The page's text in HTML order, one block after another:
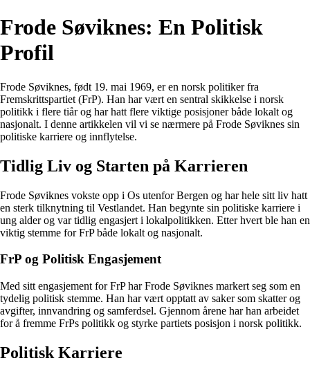
Frode Søviknes: En Politisk
Profil
Frode Søviknes, født 19. mai 1969, er en norsk politiker fra
Fremskrittspartiet (FrP). Han har vært en sentral skikkelse i norsk
politikk i flere tiår og har hatt flere viktige posisjoner både lokalt og
nasjonalt. I denne artikkelen vil vi se nærmere på Frode Søviknes sin
politiske karriere og innflytelse.
Tidlig Liv og Starten på Karrieren
Frode Søviknes vokste opp i Os utenfor Bergen og har hele sitt liv hatt
en sterk tilknytning til Vestlandet. Han begynte sin politiske karriere i
ung alder og var tidlig engasjert i lokalpolitikken. Etter hvert ble han en
viktig stemme for FrP både lokalt og nasjonalt.
FrP og Politisk Engasjement
Med sitt engasjement for FrP har Frode Søviknes markert seg som en
tydelig politisk stemme. Han har vært opptatt av saker som skatter og
avgifter, innvandring og samferdsel. Gjennom årene har han arbeidet
for å fremme FrPs politikk og styrke partiets posisjon i norsk politikk.
Politisk Karriere